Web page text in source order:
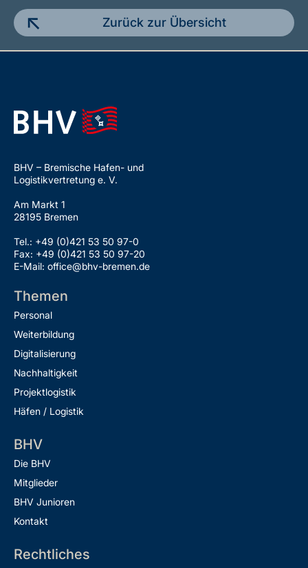
Zurück zur Übersicht
BHV – Bremische Hafen- und
Logistikvertretung e. V.
Am Markt 1
28195 Bremen
Tel.: +49 (0)421 53 50 97-0
Fax: +49 (0)421 53 50 97-20
E-Mail: office@bhv-bremen.de
Themen
Personal
Weiterbildung
Digitalisierung
Nachhaltigkeit
Projektlogistik
Häfen / Logistik
BHV
Die BHV
Mitglieder
BHV Junioren
Kontakt
Rechtliches